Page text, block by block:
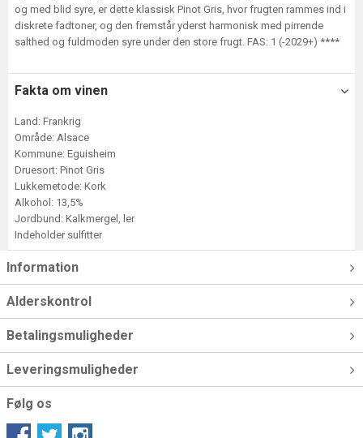
og med blid syre, er dette klassisk Pinot Gris, hvor frugten rammes ind i
diskrete fadtoner, og den fremstår yderst harmonisk med pirrende
salthed og fuldmoden syre under den store frugt. FAS: 1 (-2029+) ****
Fakta om vinen
Land: Frankrig
Område: Alsace
Kommune: Eguisheim
Druesort: Pinot Gris
Lukkemetode: Kork
Alkohol: 13,5%
Jordbund: Kalkmergel, ler
Indeholder sulfitter
Information
Alderskontrol
Betalingsmuligheder
Leveringsmuligheder
Følg os